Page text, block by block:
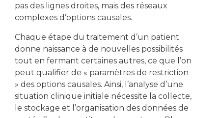
pas des lignes droites, mais des réseaux
complexes d’options causales.
Chaque étape du traitement d’un patient
donne naissance à de nouvelles possibilités
tout en fermant certaines autres, ce que l’on
peut qualifier de « paramètres de restriction
» des options causales. Ainsi, l’analyse d’une
situation clinique initiale nécessite la collecte,
le stockage et l’organisation des données de